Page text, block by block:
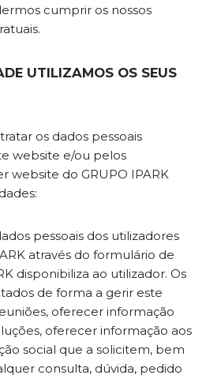
cumprir os nossos
UTILIZAMOS OS SEUS
os dados pessoais
website e/ou pelos
website do GRUPO IPARK
pessoais dos utilizadores
através do formulário de
disponibiliza ao utilizador. Os
de forma a gerir este
oferecer informação
oferecer informação aos
social que a solicitem, bem
consulta, dúvida, pedido